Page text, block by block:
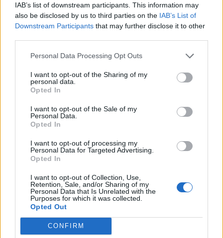
IAB’s list of downstream participants. This information may
also be disclosed by us to third parties on the IAB’s List of
Downstream Participants that may further disclose it to other
Personal Data Processing Opt Outs
I want to opt-out of the Sharing of my
personal data.
Opted In
I want to opt-out of the Sale of my
Personal Data.
Opted In
I want to opt-out of processing my
Personal Data for Targeted Advertising.
Opted In
I want to opt-out of Collection, Use,
Retention, Sale, and/or Sharing of my
Personal Data that Is Unrelated with the
Purposes for which it was collected.
Opted Out
CONFIRM
2026. augusztus 06., csütörtök
Nyírfásban bukkantak rá egy
kannabiszültetvényre
Háromszéken